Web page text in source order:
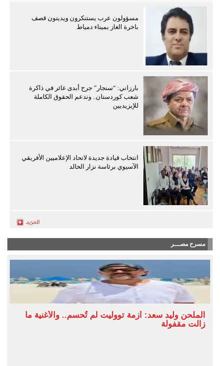
مسؤولون عرب يستنكرون ويدينون قصف
باخرة الغاز بميناء دمياط
بارزاني: “سنجار” جرح أبدى غائر في ذاكرة
شعب كوردستان.. وندعم الحقوق الكاملة
للإيزيديين
انتخاب قيادة جديدة لاتحاد الإعلاميين الأفريقي
الآسيوي برئاسة نزار الخالد
مسرح مصـــر
الملحن وليد سعد: أزمة تووليت لم تُحسم.. والأغنية ما
زالت مقفولة